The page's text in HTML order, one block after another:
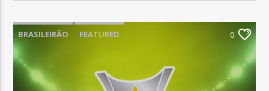
BRASILEIRÃO FEATURED 0